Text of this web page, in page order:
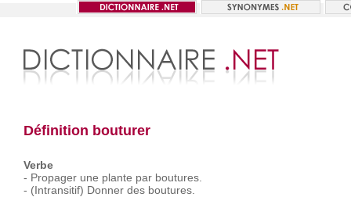
Définition bouturer
Verbe
- Propager une plante par boutures.
- (Intransitif) Donner des boutures.